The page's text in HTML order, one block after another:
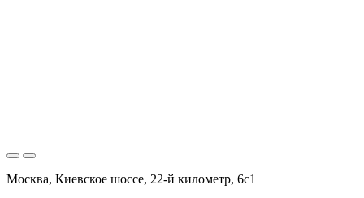
Москва, Киевское шоссе, 22-й километр, 6с1